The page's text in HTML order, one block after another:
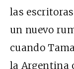
las
un nuevo
cuando
la Argentina